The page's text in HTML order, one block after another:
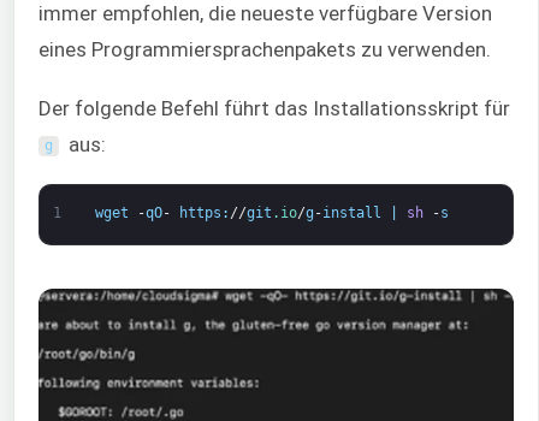
immer empfohlen, die neueste verfügbare Version
eines Programmiersprachenpakets zu verwenden.
Der folgende Befehl führt das Installationsskript für
g aus:
1 wget -qO- https : //git .io/g -install sh -s